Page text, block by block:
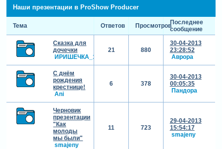
Наши презентации в ProShow Producer
Тема Ответов ПросмотровПоследнее
сообщение
Сказка для
дочечки
ИРИШЕЧКА_1986
21 880
30-04-2013
23:28:52
Аврора
С днём
рождения
крестнице!
Ani
6 378
30-04-2013
00:05:35
Пандора
Черновик
презентации
"Как
молоды
мы были"
smajeny
11 723
29-04-2013
15:54:17
smajeny